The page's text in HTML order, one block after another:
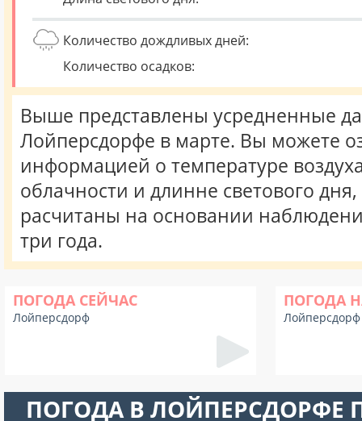
Количество дождливых дней:
Количество осадков:
Выше представлены усредненные
Лойперсдорфе в марте. Вы можете
информацией о температуре
облачности и длинне светового
расчитаны на основании
три года.
ПОГОДА СЕЙЧАС
Лойперсдорф
ПОГОДА
Лойперсдорф
ПОГОДА В ЛОЙПЕРСДОРФЕ